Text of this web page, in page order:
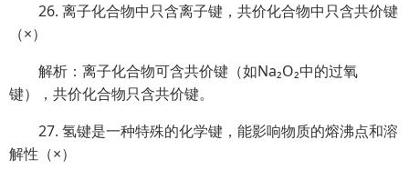
26. 离子化合物中只含离子键，共价化合物中只含共价键
（×）
解析：离子化合物可含共价键（如Na₂O₂中的过氧
键），共价化合物只含共价键。
27. 氢键是一种特殊的化学键，能影响物质的熔沸点和溶
解性（×）